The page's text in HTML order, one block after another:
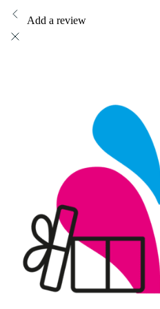
worden
op
de
productpagina
Add a review